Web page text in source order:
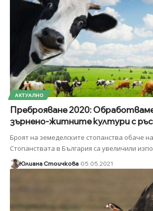
АКТУАЛНО
Преброяване 2020:
зърнено-житните култури с
Броят на земеделските стопанства обаче
Стопанствата в България са увеличили
Юлиана Стоичкова 05.05.2021